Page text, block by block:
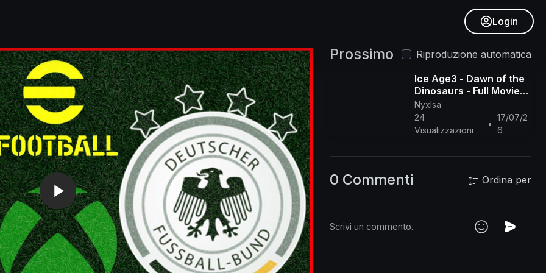
Login
Prossimo
Riproduzione automatica
Ice Age3 - Dawn of the
Dinosaurs - Full Movie
ENG
NyxIsa
24
Visualizzazioni
•
17/07/2
6
0 Commenti Ordina per